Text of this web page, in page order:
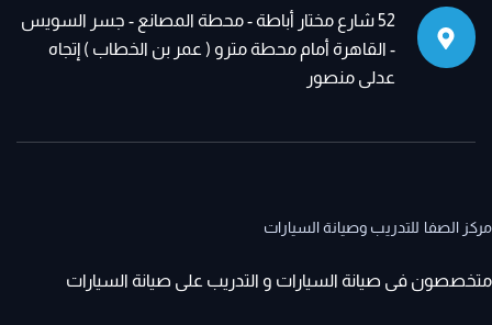
52 شارع مختار أباطة - محطة المصانع - جسر السويس
- القاهرة أمام محطة مترو ( عمر بن الخطاب ) إتجاه
عدلى منصور
مركز الصفا للتدريب وصيانة السيارات
متخصصون فى صيانة السيارات و التدريب على صيانة السيارات